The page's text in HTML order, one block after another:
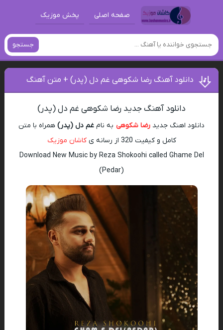
صفحه اصلی پخش موزیک
جستجو
دانلود آهنگ رضا شکوهی غم دل (پدر) + متن آهنگ
دانلود آهنگ جدید رضا شکوهی غم دل (پدر)
دانلود اهنگ جدید رضا شکوهی به نام غم دل (پدر) همراه با متن
کامل و کیفیت 320 از رسانه ی
کاشان موزیک
Download New Music by Reza Shokoohi called Ghame Del
(Pedar)